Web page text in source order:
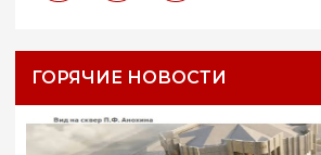
ГОРЯЧИЕ НОВОСТИ